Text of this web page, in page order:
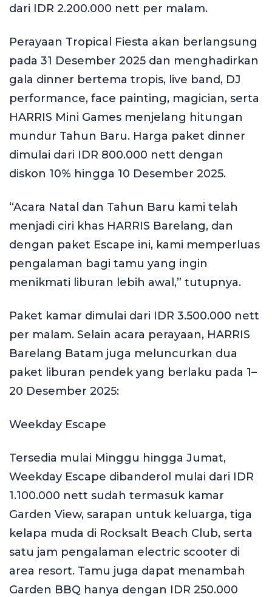
dari IDR 2.200.000 nett per malam.
Perayaan Tropical Fiesta akan berlangsung
pada 31 Desember 2025 dan menghadirkan
gala dinner bertema tropis, live band, DJ
performance, face painting, magician, serta
HARRIS Mini Games menjelang hitungan
mundur Tahun Baru. Harga paket dinner
dimulai dari IDR 800.000 nett dengan
diskon 10% hingga 10 Desember 2025.
“Acara Natal dan Tahun Baru kami telah
menjadi ciri khas HARRIS Barelang, dan
dengan paket Escape ini, kami memperluas
pengalaman bagi tamu yang ingin
menikmati liburan lebih awal,” tutupnya.
Paket kamar dimulai dari IDR 3.500.000 nett
per malam. Selain acara perayaan, HARRIS
Barelang Batam juga meluncurkan dua
paket liburan pendek yang berlaku pada 1–
20 Desember 2025:
Weekday Escape
Tersedia mulai Minggu hingga Jumat,
Weekday Escape dibanderol mulai dari IDR
1.100.000 nett sudah termasuk kamar
Garden View, sarapan untuk keluarga, tiga
kelapa muda di Rocksalt Beach Club, serta
satu jam pengalaman electric scooter di
area resort. Tamu juga dapat menambah
Garden BBQ hanya dengan IDR 250.000